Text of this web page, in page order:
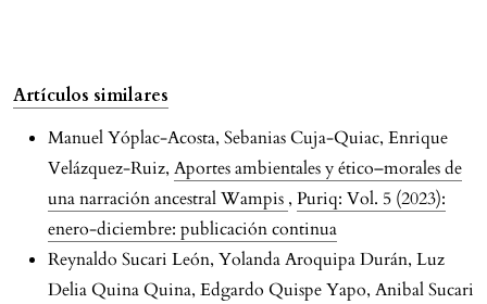
Artículos similares
Manuel Yóplac-Acosta, Sebanias Cuja-Quiac, Enrique
Velázquez-Ruiz, Aportes ambientales y ético–morales de
una narración ancestral Wampis , Puriq: Vol. 5 (2023):
enero-diciembre: publicación continua
Reynaldo Sucari León, Yolanda Aroquipa Durán, Luz
Delia Quina Quina, Edgardo Quispe Yapo, Anibal Sucari